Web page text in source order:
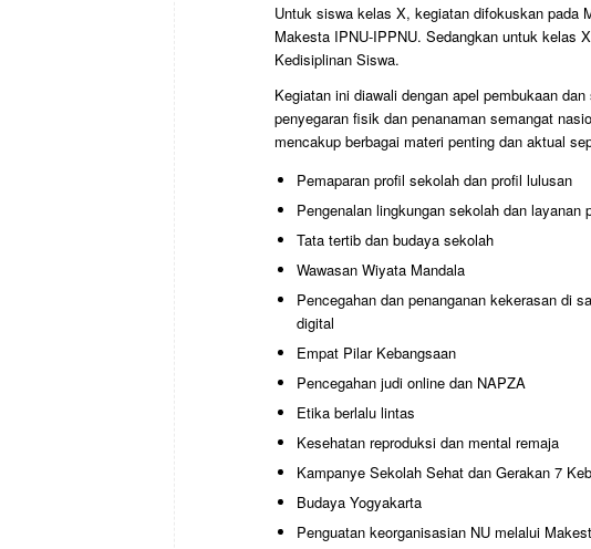
Untuk siswa kelas X, kegiatan difokuskan pada
Makesta IPNU-IPPNU. Sedangkan untuk kelas
Kedisiplinan Siswa.
Kegiatan ini diawali dengan apel pembukaan
penyegaran fisik dan penanaman semangat
mencakup berbagai materi penting dan aktual
Pemaparan profil sekolah dan profil lulusan
Pengenalan lingkungan sekolah dan
Tata tertib dan budaya sekolah
Wawasan Wiyata Mandala
Pencegahan dan penanganan kekerasan di
digital
Empat Pilar Kebangsaan
Pencegahan judi online dan NAPZA
Etika berlalu lintas
Kesehatan reproduksi dan mental remaja
Kampanye Sekolah Sehat dan Gerakan 7
Budaya Yogyakarta
Penguatan keorganisasian NU melalui